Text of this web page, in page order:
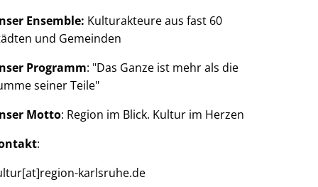
Ensemble: Kulturakteure aus fast 60
und Gemeinden
Programm: "Das Ganze ist mehr als die
seiner Teile"
Motto: Region im Blick. Kultur im Herzen
:
karlsruhe.de